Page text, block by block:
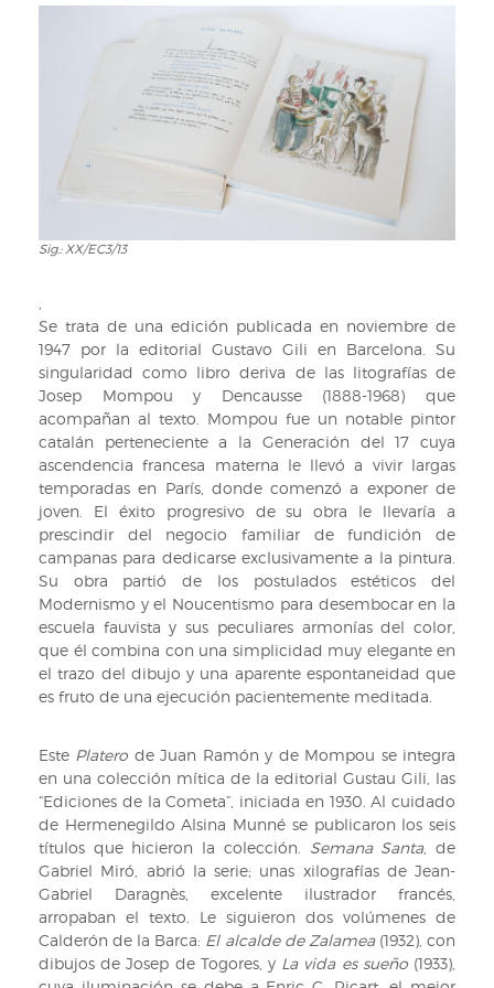
Sig.:
Sig.: XX/EC3/13
Se trata de una edición publicada en noviembre de
1947 por la editorial Gustavo Gili en Barcelona. Su
singularidad como libro deriva de las litografías de
Josep Mompou y Dencausse (1888-1968) que
acompañan al texto. Mompou fue un notable pintor
catalán perteneciente a la Generación del 17 cuya
ascendencia francesa materna le llevó a vivir largas
temporadas en París, donde comenzó a exponer de
joven. El éxito progresivo de su obra le llevaría a
prescindir del negocio familiar de fundición de
campanas para dedicarse exclusivamente a la pintura.
Su obra partió de los postulados estéticos del
Modernismo y el Noucentismo para desembocar en la
escuela fauvista y sus peculiares armonías del color,
que él combina con una simplicidad muy elegante en
el trazo del dibujo y una aparente espontaneidad que
es fruto de una ejecución pacientemente meditada.
Este Platero de Juan Ramón y de Mompou se integra
en una colección mítica de la editorial Gustau Gili, las
“Ediciones de la Cometa”, iniciada en 1930. Al cuidado
de Hermenegildo Alsina Munné se publicaron los seis
títulos que hicieron la colección. Semana Santa, de
Gabriel Miró, abrió la serie; unas xilografías de Jean-
Gabriel Daragnès, excelente ilustrador francés,
arropaban el texto. Le siguieron dos volúmenes de
Calderón de la Barca: El alcalde de Zalamea(1932), con
dibujos de Josep de Togores, y La vida es sueño(1933),